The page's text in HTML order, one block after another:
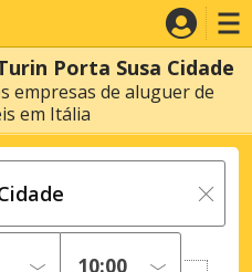
Porta Susa Cidade
empresas de aluguer de
em Itália